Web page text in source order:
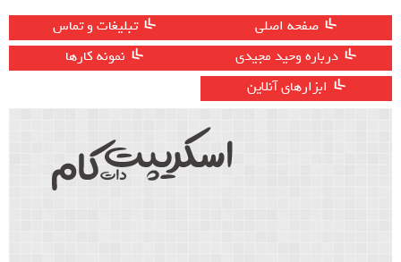
صفحه اصلی
تبلیغات و تماس
درباره وحید مجیدی
نمونه کارها
ابزارهای آنلاین